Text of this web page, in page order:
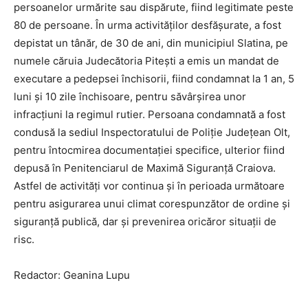
persoanelor urmărite sau dispărute, fiind legitimate peste
80 de persoane. În urma activităților desfășurate, a fost
depistat un tânăr, de 30 de ani, din municipiul Slatina, pe
numele căruia Judecătoria Pitești a emis un mandat de
executare a pedepsei închisorii, fiind condamnat la 1 an, 5
luni și 10 zile închisoare, pentru săvârșirea unor
infracțiuni la regimul rutier. Persoana condamnată a fost
condusă la sediul Inspectoratului de Poliție Județean Olt,
pentru întocmirea documentației specifice, ulterior fiind
depusă în Penitenciarul de Maximă Siguranță Craiova.
Astfel de activități vor continua și în perioada următoare
pentru asigurarea unui climat corespunzător de ordine și
siguranță publică, dar și prevenirea oricăror situații de
risc.
Redactor: Geanina Lupu